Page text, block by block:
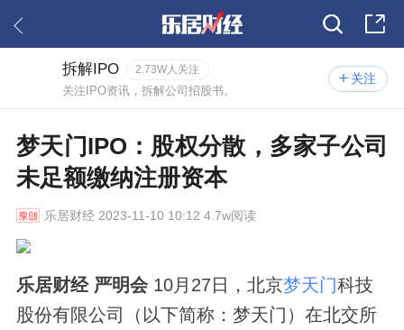
关注
拆解IPO 2.73W人关注
关注IPO资讯，拆解公司招股书。
梦天门IPO：股权分散，多家子公司
未足额缴纳注册资本
乐居财经2023-11-10 10:12 4.7w阅读
乐居财经 严明会10月27日，北京梦天门科技
股份有限公司（以下简称：梦天门）在北交所